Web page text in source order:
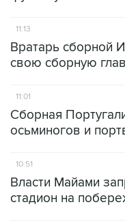
11:13
Вратарь сборной
свою сборную
11:01
Сборная
осьминогов и
10:51
Власти Майами
стадион на